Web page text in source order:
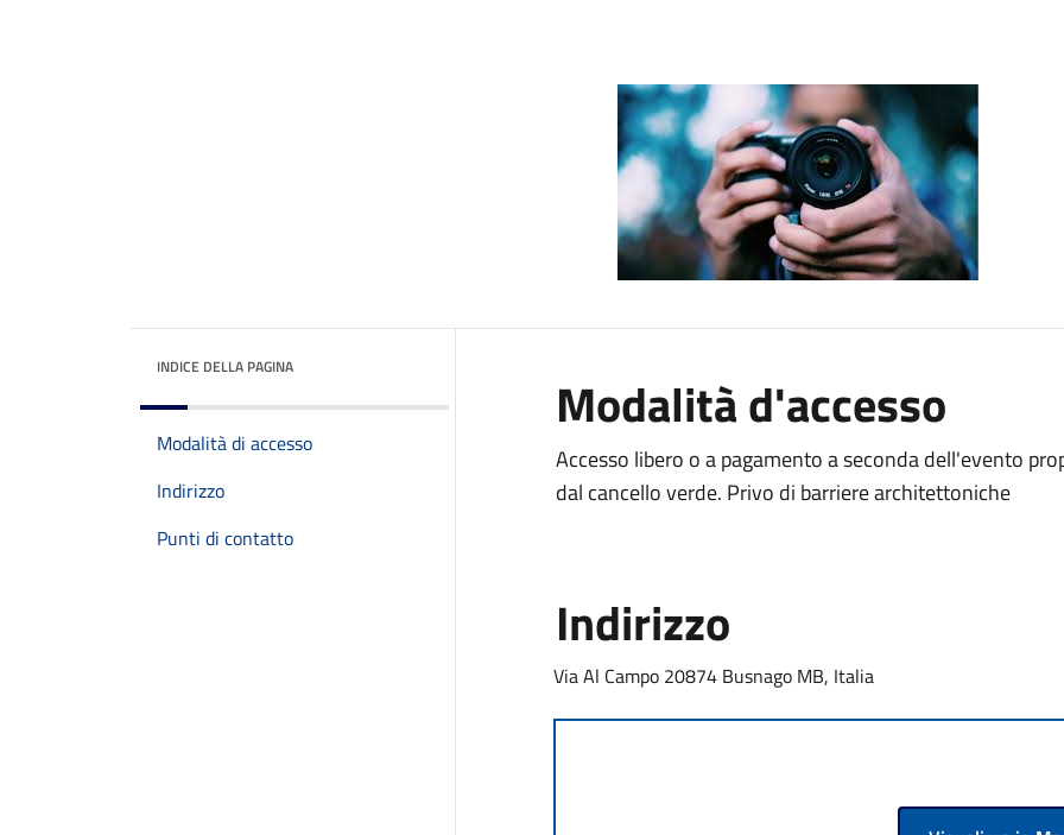
INDICE DELLA PAGINA
Modalità di accesso
Indirizzo
Punti di contatto
Modalità d'accesso
Accesso libero o a pagamento a seconda dell'evento
dal cancello verde. Privo di barriere architettoniche
Indirizzo
Via Al Campo 20874 Busnago MB, Italia